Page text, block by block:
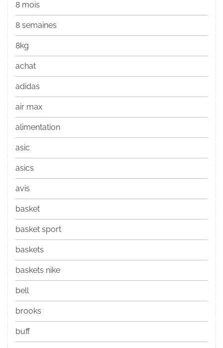
8 mois
8 semaines
8kg
achat
adidas
air max
alimentation
asic
asics
avis
basket
basket sport
baskets
baskets nike
bell
brooks
buff